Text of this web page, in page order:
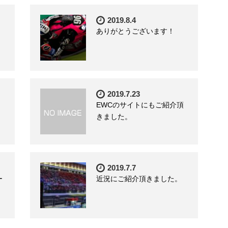
2019.8.4
ありがとうございます！
2019.7.23
EWCのサイトにもご紹介頂
きました。
2019.7.7
近況にご紹介頂きました。